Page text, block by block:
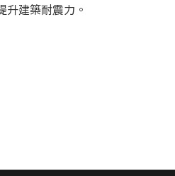
建築耐震力。